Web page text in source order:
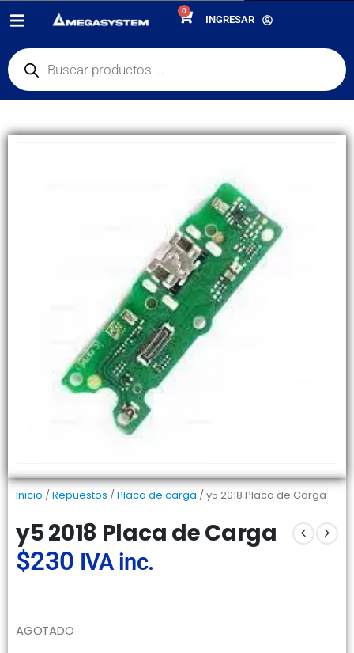
0
INGRESAR
PRODUCTOSREPUESTOS
PLACA DE CARGA
Inicio /Repuestos /Placa de carga / y5 2018 Placa de Carga
y5 2018 Placa de Carga
$230 IVA inc.
AGOTADO